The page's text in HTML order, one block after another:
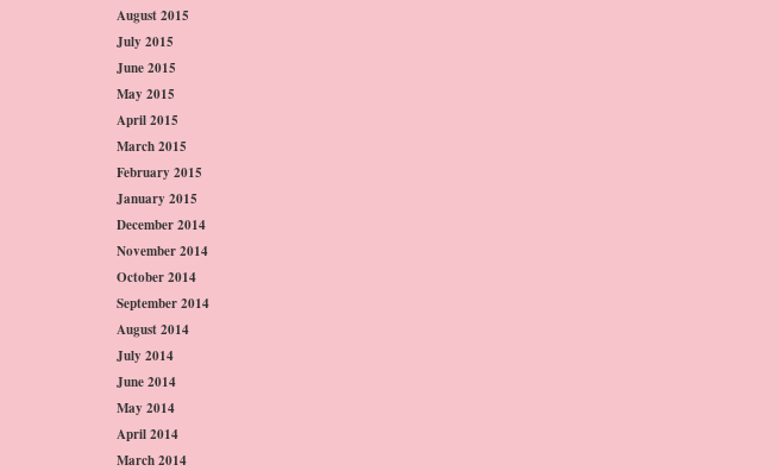
August 2015
July 2015
June 2015
May 2015
April 2015
March 2015
February 2015
January 2015
December 2014
November 2014
October 2014
September 2014
August 2014
July 2014
June 2014
May 2014
April 2014
March 2014